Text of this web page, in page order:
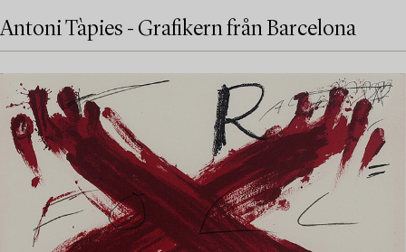
Antoni Tàpies - Grafikern från Barcelona